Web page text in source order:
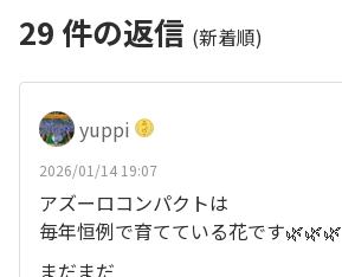
29 件の返信 (新着順)
yuppi
2026/01/14 19:07
アズーロコンパクトは
毎年恒例で育てている花です🌿🌿🌿
まだまだ